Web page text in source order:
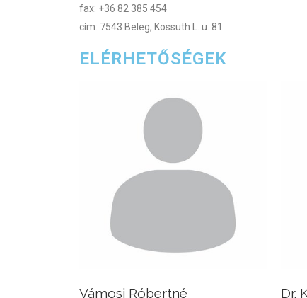
fax: +36 82 385 454
cím: 7543 Beleg, Kossuth L. u. 81.
ELÉRHETŐSÉGEK
Vámosi Róbertné Dr.